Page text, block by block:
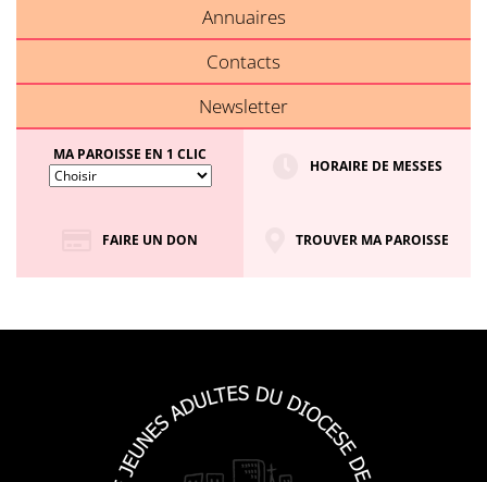
Annuaires
Contacts
Newsletter
MA PAROISSE EN 1 CLIC
HORAIRE DE MESSES
FAIRE UN DON TROUVER MA PAROISSE